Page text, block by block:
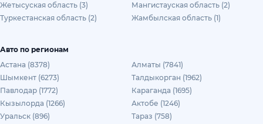
Жетысуская область (3)
Мангистауская область (2)
Туркестанская область (2)
Жамбылская область (1)
Авто по регионам
Астана (8378)
Алматы (7841)
Шымкент (6273)
Талдыкорган (1962)
Павлодар (1772)
Караганда (1695)
Кызылорда (1266)
Актобе (1246)
Уральск (896)
Тараз (758)